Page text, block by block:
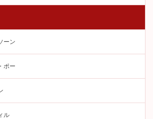
ーン
ポー
ル